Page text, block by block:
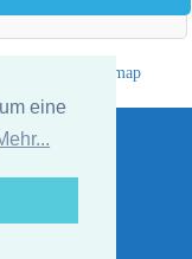
eine
Sitemap